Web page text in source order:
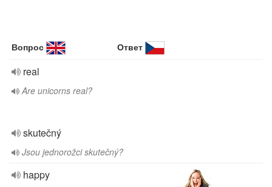
Вопрос Ответ
real
Are unicorns real?
skutečný
Jsou jednorožci skutečný?
happy